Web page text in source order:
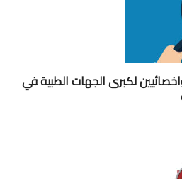
لكبرى الجهات الطبية في